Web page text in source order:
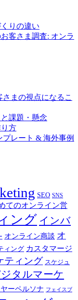
りの違い
客さま調査: オンラ
まの視点になるこ
課題・懸念
方
レート & 海外事例
SEO SNS
てのオンライン営
ング インバ
オンライン商談 オ
ィング カスタマージ
ティング スケジュ
タルマーケ
ーペルソナ フェイスブ